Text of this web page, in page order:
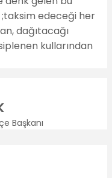
;taksim edeceği her
dağıtacağı
kullarından
Başkanı